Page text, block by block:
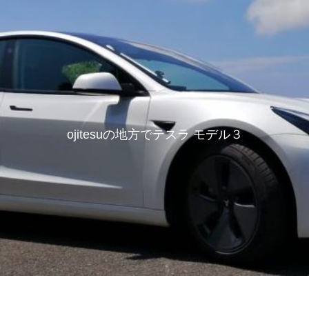
ojitesuの地方でテスラ モデル３